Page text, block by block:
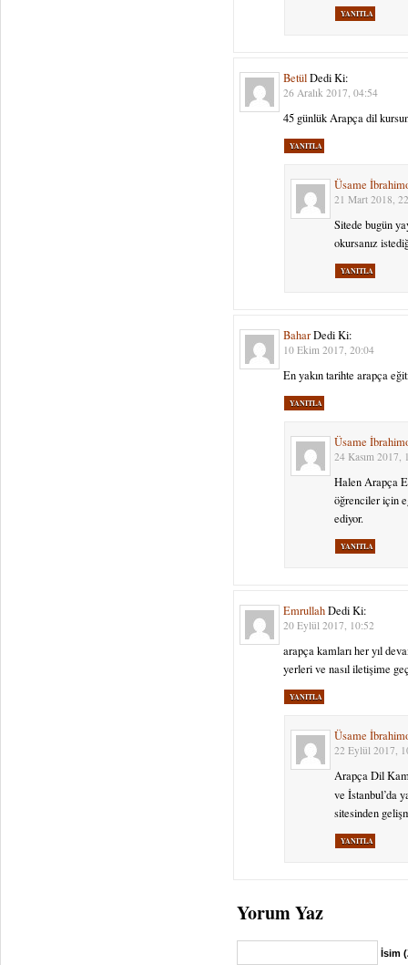
YANITLA
Betül Dedi Ki:
26 Aralık 2017, 04:54
45 günlük Arapça dil
YANITLA
Üsame
21 Mart 2018,
Sitede bugün
okursanız
YANITLA
Bahar Dedi Ki:
10 Ekim 2017, 20:04
En yakın tarihte arapça
YANITLA
Üsame
24 Kasım 2017,
Halen Arapça
öğrenciler için
ediyor.
YANITLA
Emrullah Dedi Ki:
20 Eylül 2017, 10:52
arapça kamları her yıl
yerleri ve nasıl iletişime
YANITLA
Üsame
22 Eylül 2017,
Arapça Dil
ve İstanbul’da
sitesinden
YANITLA
Yorum Yaz
İsim